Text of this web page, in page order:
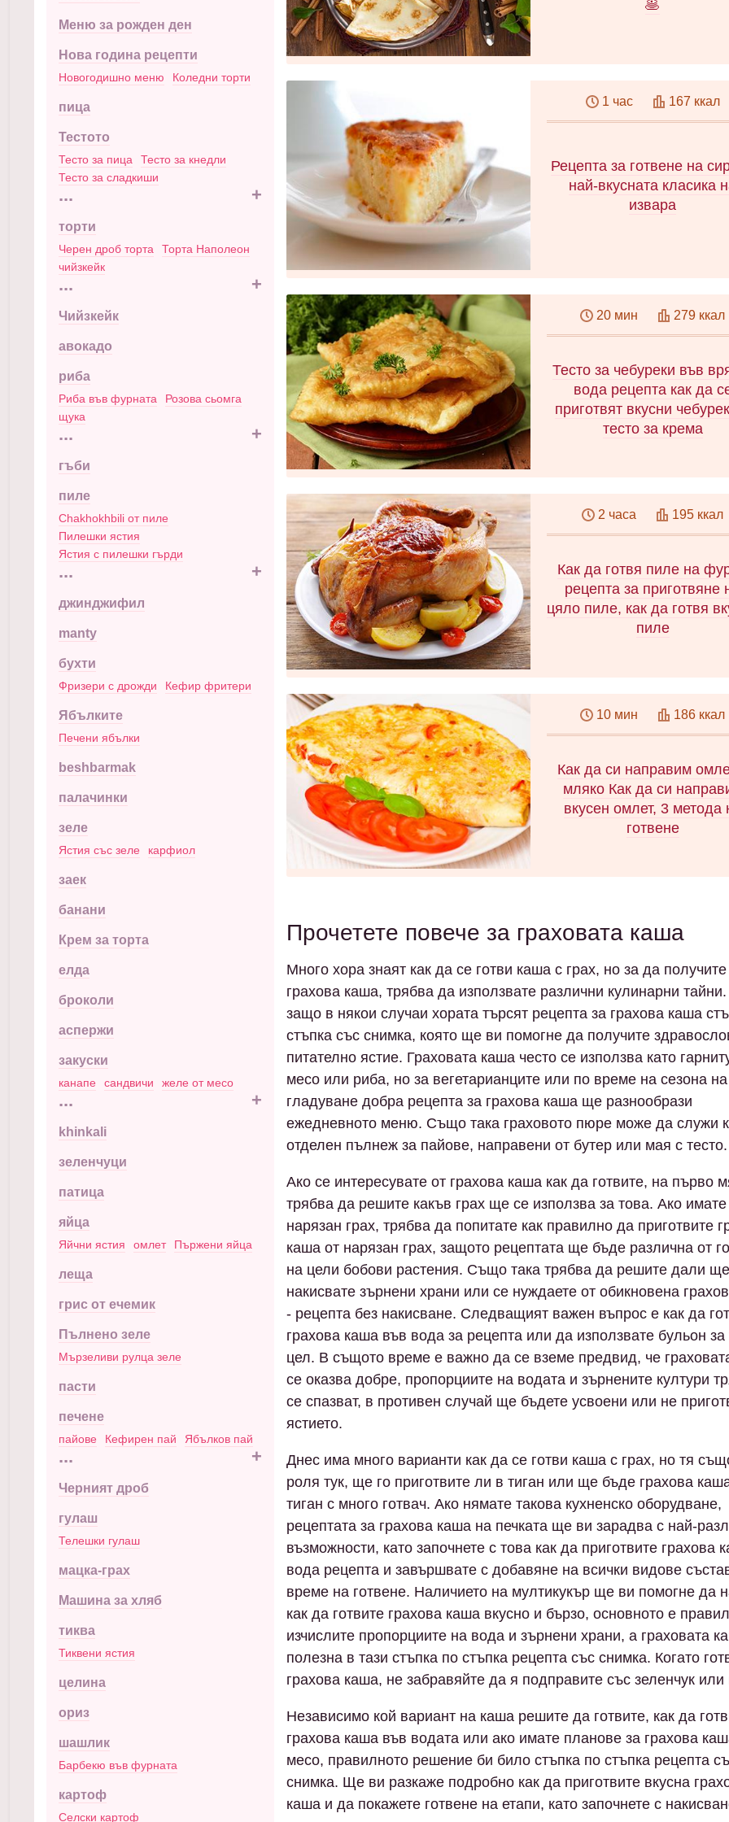
Меню за рожден ден
Нова година рецепти
Новогодишно меню Коледни торти
пица
Тестото
Тесто за пица
Тесто за кнедли
Тесто за сладкиши
... +
торти
Черен дроб торта
Торта Наполеон
чийзкейк
... +
Чийзкейк
авокадо
риба
Риба във фурната
Розова сьомга
щука
... +
гъби
пиле
Chakhokhbili от пиле
Пилешки ястия
Ястия с пилешки гърди
... +
джинджифил
manty
бухти
Фризери с дрожди Кефир фритери
Ябълките
Печени ябълки
beshbarmak
палачинки
зеле
Ястия със зеле карфиол
заек
банани
Крем за торта
елда
броколи
аспержи
закуски
канапе сандвичи желе от месо
... +
khinkali
зеленчуци
патица
яйца
Яйчни ястия омлет Пържени яйца
леща
грис от ечемик
Пълнено зеле
Мързеливи рулца зеле
пасти
печене
пайове Кефирен пай Ябълков пай
... +
Черният дроб
гулаш
Телешки гулаш
мацка-грах
Машина за хляб
тиква
Тиквени ястия
целина
ориз
шашлик
Барбекю във фурната
картоф
Селски картоф
🥞
Предлагаме прости и
рецепти за тесто с
1 час 167 ккал
Рецепта за готвене на
най-вкусната класика
извара
рецепти. Как да
перфектната гювеч -
рецепта без извара,
рецепта за гювеч от 3
компонента.
рецепта във фурната.
20 мин 279 ккал
Тесто за чебуреки във
вода рецепта как да
приготвят вкусни
тесто за крема
мляко, кефир, водка или
вода, така че вашите
изключително вкусни!
2 часа 195 ккал
Как да готвя пиле на
рецепта за приготвяне
цяло пиле, как да готвя
пиле
великолепна златиста
Предлагаме 3 прости и
ястия с турски зеленчуци
лимоново-чеснов сос.
10 мин 186 ккал
Как да си направим
мляко Как да си
вкусен омлет, 3 метода
готвене
готвене. Как да
ползи, вреди и
стойност.
Прочетете повече за граховата каша
Много хора знаят как да се готви каша с грах, но за да
грахова каша, трябва да използвате различни кулинарни
защо в някои случаи хората търсят рецепта за грахова каша
стъпка със снимка, която ще ви помогне да получите
питателно ястие. Граховата каша често се използва като
месо или риба, но за вегетарианците или по време на сезона на
гладуване добра рецепта за грахова каша ще разнообрази
ежедневното меню. Също така граховото пюре може да служи
отделен пълнеж за пайове, направени от бутер или мая с тесто.
Ако се интересувате от грахова каша как да готвите, на първо
трябва да решите какъв грах ще се използва за това. Ако
нарязан грах, трябва да попитате как правилно да приготвите
каша от нарязан грах, защото рецептата ще бъде различна от
на цели бобови растения. Също така трябва да решите дали ще
накисвате зърнени храни или се нуждаете от обикновена
- рецепта без накисване. Следващият важен въпрос е как да
грахова каша във вода за рецепта или да използвате бульон за
цел. В същото време е важно да се вземе предвид, че
се оказва добре, пропорциите на водата и зърнените култури
се спазват, в противен случай ще бъдете усвоени или не
ястието.
Днес има много варианти как да се готви каша с грах, но тя
роля тук, ще го приготвите ли в тиган или ще бъде грахова
тиган с много готвач. Ако нямате такова кухненско оборудване,
рецептата за грахова каша на печката ще ви зарадва с най-
възможности, като започнете с това как да приготвите грахова
вода рецепта и завършвате с добавяне на всички видове
време на готвене. Наличието на мултикукър ще ви помогне да
как да готвите грахова каша вкусно и бързо, основното е
изчислите пропорциите на вода и зърнени храни, а граховата
полезна в тази стъпка по стъпка рецепта със снимка. Когато
грахова каша, не забравяйте да я подправите със зеленчук
Независимо кой вариант на каша решите да готвите, как да
грахова каша във водата или ако имате планове за грахова
месо, правилното решение би било стъпка по стъпка рецепта
снимка. Ще ви разкаже подробно как да приготвите вкусна
каша и да покажете готвене на етапи, като започнете с